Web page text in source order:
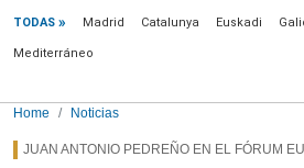
TODAS Madrid Catalunya Euskadi
Mediterráneo
Home Noticias
JUAN ANTONIO PEDREÑO EN EL FÓRUM